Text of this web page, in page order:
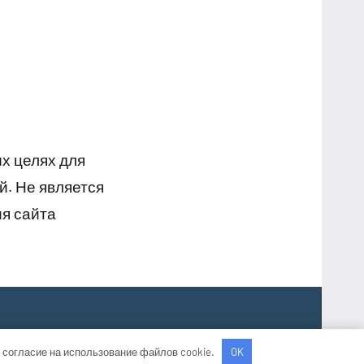
целях для
Не является
сайта
на использование файлов cookie. OK